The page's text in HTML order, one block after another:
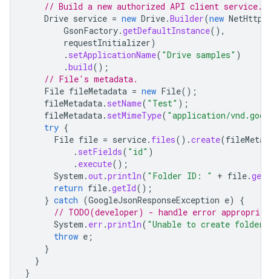
// Build a new authorized API client service.
Drive service = new Drive.Builder(new
GsonFactory.getDefaultInstance(),
requestInitializer)
. setApplicationName( "Drive samples" )
.build();
// File's metadata.
File fileMetadata = new File();
fileMetadata. setName( "Test" );
fileMetadata. setMimeType( "application/
try {
File file = service. files().create(
. setFields( "id" )
. execute();
System .out.println( "Folder ID: " + file.
return file.getId();
} catch (GoogleJsonResponseException e)
{
// TODO(developer) - handle error
System . err .println( "Unable to create
throw e ;
}
}
}